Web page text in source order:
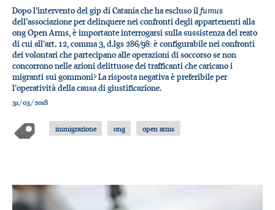
Dopo l’intervento del gip di Catania che ha escluso ilfumus
dell’associazione per delinquere nei confronti degli appartenenti alla
ong Open Arms, è importante interrogarsi sulla sussistenza del reato
di cui all’art. 12, comma 3, d.lgs 286/98: è configurabile nei confronti
dei volontari che partecipano alle operazioni di soccorso se non
concorrono nelle azioni delittuose dei trafficanti che caricano i
migranti sui gommoni? La risposta negativa è preferibile per
l’operatività della causa di giustificazione.
31/03/2018
immigrazione ong open arms